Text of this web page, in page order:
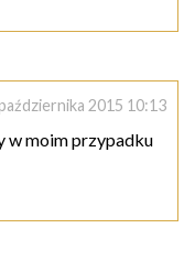
2015 10:13
w moim przypadku